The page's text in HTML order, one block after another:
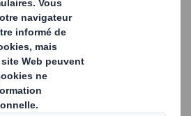
majeure et
lourds à porter pour les
Dans ce contexte,
important de disposer
recyclage fiable à ses